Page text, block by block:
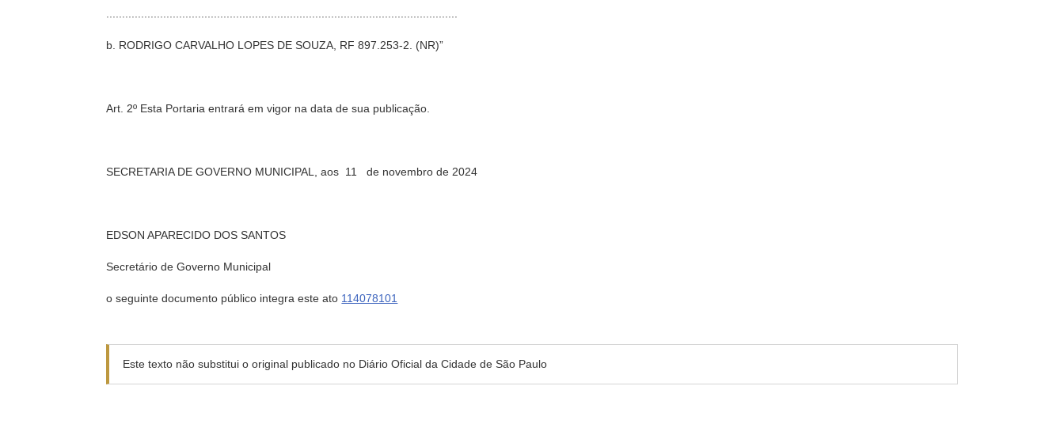
b. RODRIGO CARVALHO LOPES DE SOUZA, RF 897.253-2. (NR)”
Art. 2º Esta Portaria entrará em vigor na data de sua publicação.
SECRETARIA DE GOVERNO MUNICIPAL, aos 11 de novembro de 2024
EDSON APARECIDO DOS SANTOS
Secretário de Governo Municipal
o seguinte documento público integra este ato 114078101
Este texto não substitui o original publicado no Diário Oficial da Cidade de São Paulo